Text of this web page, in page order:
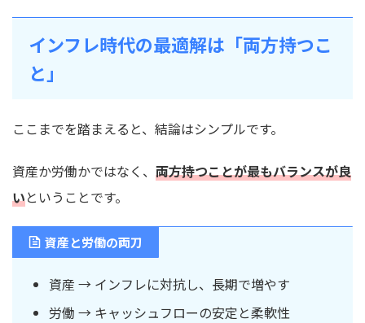
インフレ時代の最適解は「両方持つこ
と」
ここまでを踏まえると、結論はシンプルです。
資産か労働かではなく、 両方持つことが最もバランスが良
いということです。
資産と労働の両刀
資産 → インフレに対抗し、長期で増やす
労働 → キャッシュフローの安定と柔軟性